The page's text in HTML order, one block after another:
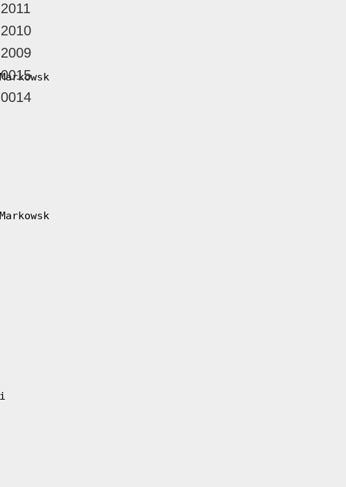
2011
2010
2009
0015
0014